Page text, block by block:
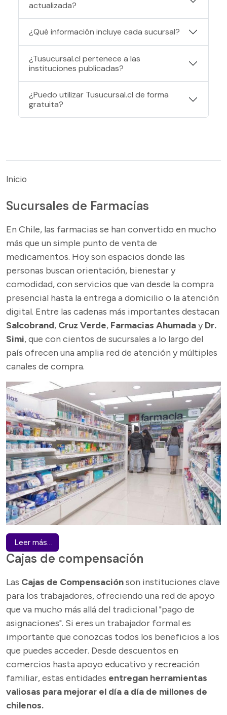
actualizada?
¿Qué información incluye cada sucursal?
¿Tusucursal.cl pertenece a las
instituciones publicadas?
¿Puedo utilizar Tusucursal.cl de forma
gratuita?
Inicio
Sucursales de Farmacias
En Chile, las farmacias se han convertido en mucho
más que un simple punto de venta de
medicamentos. Hoy son espacios donde las
personas buscan orientación, bienestar y
comodidad, con servicios que van desde la compra
presencial hasta la entrega a domicilio o la atención
digital. Entre las cadenas más importantes destacan
Salcobrand, Cruz Verde, Farmacias Ahumaday Dr.
Simi, que con cientos de sucursales a lo largo del
país ofrecen una amplia red de atención y múltiples
canales de compra.
Leer más…
Cajas de compensación
Las Cajas de Compensaciónson instituciones clave
para los trabajadores, ofreciendo una red de apoyo
que va mucho más allá del tradicional "pago de
asignaciones". Si eres un trabajador formal es
importante que conozcas todos los beneficios a los
que puedes acceder. Desde descuentos en
comercios hasta apoyo educativo y recreación
familiar, estas entidades entregan herramientas
valiosas para mejorar el día a día de millones de
chilenos.